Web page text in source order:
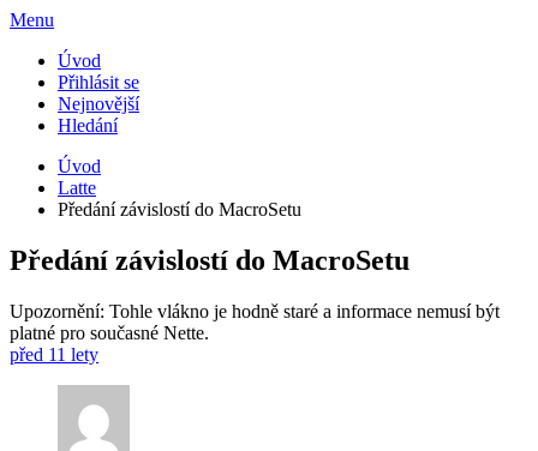
Menu
Úvod
Přihlásit se
Nejnovější
Hledání
Úvod
Latte
Předání závislostí do MacroSetu
Předání závislostí do MacroSetu
Upozornění: Tohle vlákno je hodně staré a informace nemusí být
platné pro současné Nette.
před 11 lety